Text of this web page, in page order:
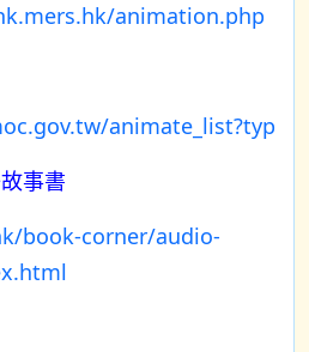
animation.php
事書
book-corner/audio-